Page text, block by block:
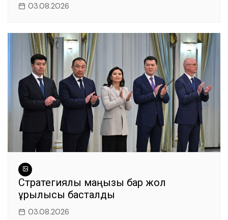
03.08.2026
Стратегиялық маңызы бар жол
құрылысы басталды
03.08.2026